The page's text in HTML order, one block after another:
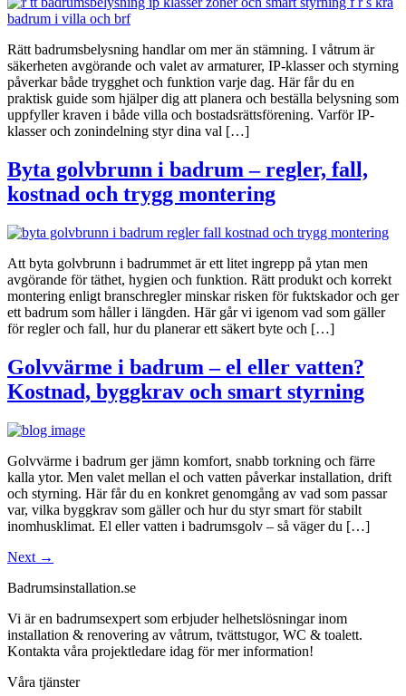
Rätt badrumsbelysning handlar om mer än stämning. I våtrum är
säkerheten avgörande och valet av armaturer, IP-klasser och styrning
påverkar både trygghet och funktion varje dag. Här får du en
praktisk guide som hjälper dig att planera och beställa belysning som
uppfyller kraven i både villa och bostadsrättsförening. Varför IP-
klasser och zonindelning styr dina val […]
Byta golvbrunn i badrum – regler, fall,
kostnad och trygg montering
Att byta golvbrunn i badrummet är ett litet ingrepp på ytan men
avgörande för täthet, hygien och funktion. Rätt produkt och korrekt
montering enligt branschregler minskar risken för fuktskador och ger
ett badrum som håller i längden. Här går vi igenom vad som gäller
för regler och fall, hur du planerar ett säkert byte och […]
Golvvärme i badrum – el eller vatten?
Kostnad, byggkrav och smart styrning
Golvvärme i badrum ger jämn komfort, snabb torkning och färre
kalla ytor. Men valet mellan el och vatten påverkar installation, drift
och styrning. Här får du en konkret genomgång av vad som passar
var, vilka byggkrav som gäller och hur du styr smart för stabilt
inomhusklimat. El eller vatten i badrumsgolv – så väger du […]
Next →
Badrumsinstallation.se
Vi är en badrumsexpert som erbjuder helhetslösningar inom
installation & renovering av våtrum, tvättstugor, WC & toalett.
Kontakta våra projektledare idag för mer information!
Våra tjänster